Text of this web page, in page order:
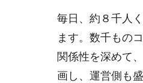
毎日、約８千人
ます。数千もの
関係性を深めて
画し、運営側も